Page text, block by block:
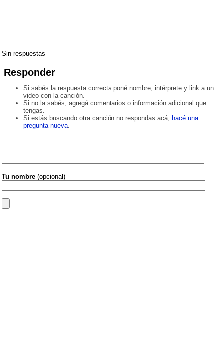
Sin respuestas
Responder
Si sabés la respuesta correcta poné nombre, intérprete y link a un
video con la canción.
Si no la sabés, agregá comentarios o información adicional que
tengas.
Si estás buscando otra canción no respondas acá, hacé una
pregunta nueva.
Tu nombre (opcional)